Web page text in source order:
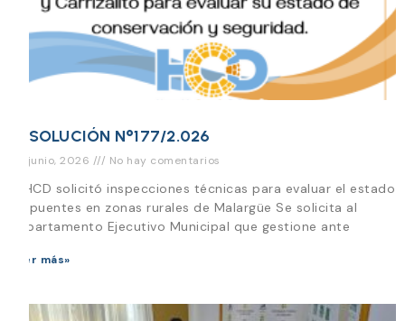
RESOLUCIÓN N°177/2.026
30 junio, 2026 No hay comentarios
El HCD solicitó inspecciones técnicas para evaluar el estado
de puentes en zonas rurales de Malargüe Se solicita al
Departamento Ejecutivo Municipal que gestione ante
Leer más»